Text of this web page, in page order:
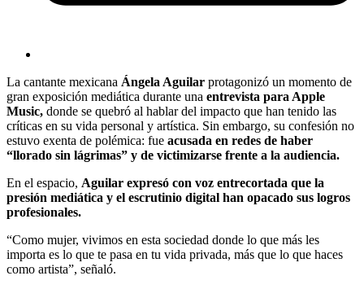
La cantante mexicana Ángela Aguilar protagonizó un momento de
gran exposición mediática durante una entrevista para Apple
Music, donde se quebró al hablar del impacto que han tenido las
críticas en su vida personal y artística. Sin embargo, su confesión no
estuvo exenta de polémica: fue acusada en redes de haber
“llorado sin lágrimas” y de victimizarse frente a la audiencia.
En el espacio, Aguilar expresó con voz entrecortada que la
presión mediática y el escrutinio digital han opacado sus logros
profesionales.
“Como mujer, vivimos en esta sociedad donde lo que más les
importa es lo que te pasa en tu vida privada, más que lo que haces
como artista”, señaló.